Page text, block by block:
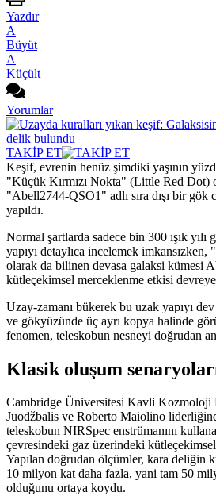
Yazdır
A
Büyüt
A
Küçült
Yorumlar
TAKİP ET
Keşif, evrenin henüz şimdiki yaşının
"Küçük Kırmızı Nokta" (Little Red Dot)
"Abell2744-QSO1" adlı sıra dışı bir gök
yapıldı.
Normal şartlarda sadece bin 300 ışık
yapıyı detaylıca incelemek imkansızken,
olarak da bilinen devasa galaksi kümesi
kütleçekimsel merceklenme etkisi
Uzay-zamanı bükerek bu uzak yapıyı
ve gökyüzünde üç ayrı kopya halinde
fenomen, teleskobun nesneyi doğrudan
Klasik oluşum
Cambridge Üniversitesi Kavli Kozmoloji
Juodžbalis ve Roberto Maiolino
teleskobun NIRSpec enstrümanını
çevresindeki gaz üzerindeki
Yapılan doğrudan ölçümler, kara deliğin
10 milyon kat daha fazla, yani tam 50
olduğunu ortaya koydu.